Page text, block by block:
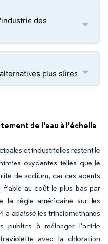
des
plus sûres
de l'eau à l'échelle
et industrielles restent le
oxydantes telles que le
de sodium, car ces agents
fiable au coût le plus bas par
règle américaine sur les
a abaissé les trihalométhanes
publics à mélanger l'acide
avec la chloration